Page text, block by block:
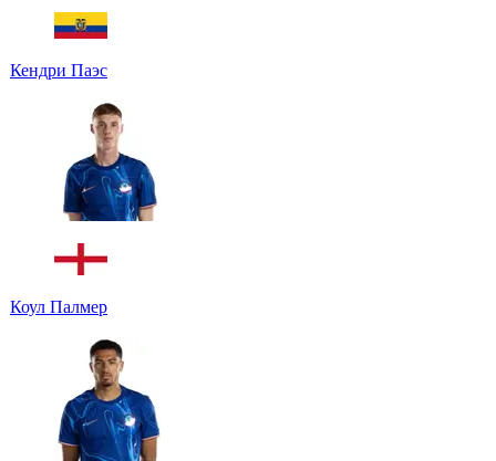
Кендри Паэс
Коул Палмер